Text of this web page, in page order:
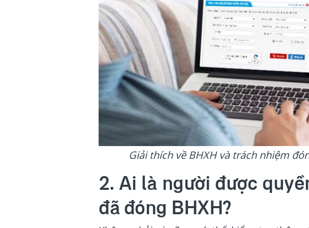
Giải thích về BHXH và trách nhiệm
2. Ai là người được
đã đóng BHXH?